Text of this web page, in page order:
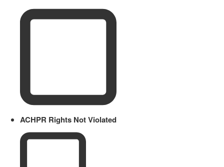
ACHPR Rights Not Violated